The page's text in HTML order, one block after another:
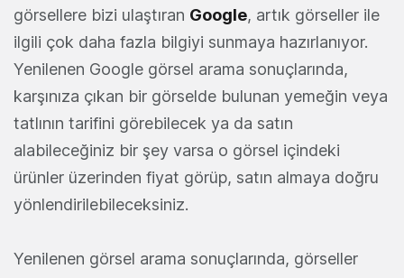
görsellere bizi ulaştıran Google, artık görseller ile
ilgili çok daha fazla bilgiyi sunmaya hazırlanıyor.
Yenilenen Google görsel arama sonuçlarında,
karşınıza çıkan bir görselde bulunan yemeğin veya
tatlının tarifini görebilecek ya da satın
alabileceğiniz bir şey varsa o görsel içindeki
ürünler üzerinden fiyat görüp, satın almaya doğru
yönlendirilebileceksiniz.
Yenilenen görsel arama sonuçlarında, görseller